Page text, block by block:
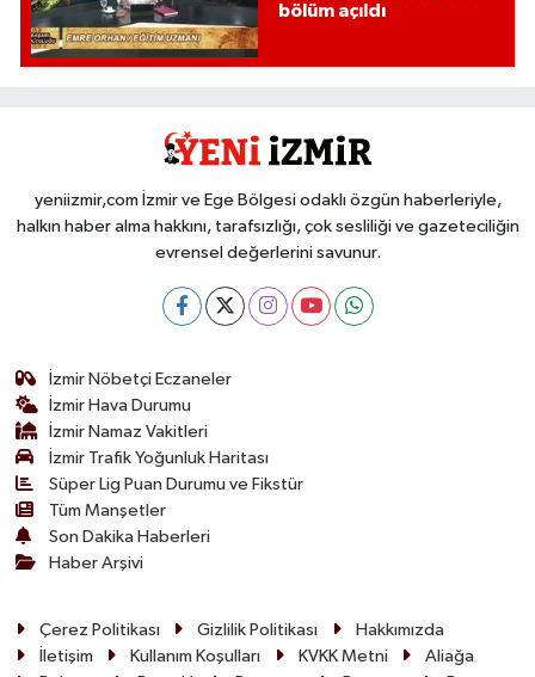
bölüm açıldı
yeniizmir,com İzmir ve Ege Bölgesi odaklı özgün haberleriyle,
halkın haber alma hakkını, tarafsızlığı, çok sesliliği ve gazeteciliğin
evrensel değerlerini savunur.
İzmir Nöbetçi Eczaneler
İzmir Hava Durumu
İzmir Namaz Vakitleri
İzmir Trafik Yoğunluk Haritası
Süper Lig Puan Durumu ve Fikstür
Tüm Manşetler
Son Dakika Haberleri
Haber Arşivi
Çerez Politikası Gizlilik Politikası
Hakkımızda
İletişim
Kullanım Koşulları KVKK Metni
Aliağa